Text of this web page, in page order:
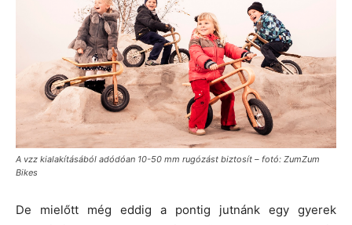
A vzz kialakításából adódóan 10-50 mm rugózást biztosít – fotó: ZumZum
Bikes
De mielőtt még eddig a pontig jutnánk egy gyerek